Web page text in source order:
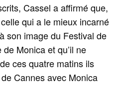
Cassel a affirmé que,
qui a le mieux incarné
son image du Festival de
Monica et qu’il ne
ces quatre matins ils
Cannes avec Monica